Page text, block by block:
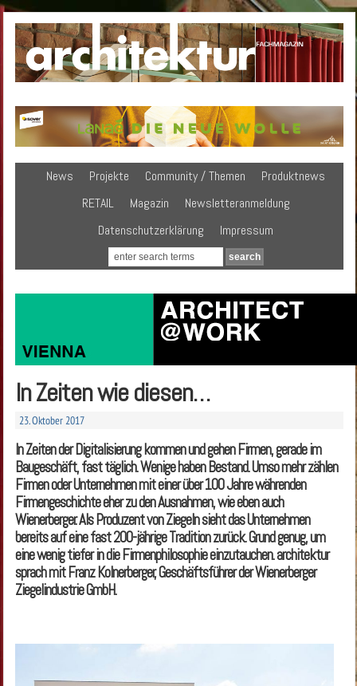
News Projekte Community / Themen
Produktnews
RETAIL
Magazin
Newsletteranmeldung
Datenschutzerklärung
Impressum
In Zeiten wie diesen…
23. Oktober 2017
In Zeiten der Digitalisierung kommen und gehen Firmen, gerade im
Baugeschäft, fast täglich. Wenige haben Bestand. Umso mehr zählen
Firmen oder Unternehmen mit einer über 100 Jahre währenden
Firmengeschichte eher zu den Ausnahmen, wie eben auch
Wienerberger. Als Produzent von Ziegeln sieht das Unternehmen
bereits auf eine fast 200-jährige Tradition zurück. Grund genug, um
eine wenig tiefer in die Firmenphilosophie einzutauchen. architektur
sprach mit Franz ­Kolnerberger, Geschäftsführer der Wienerberger
Ziegelindustrie GmbH.